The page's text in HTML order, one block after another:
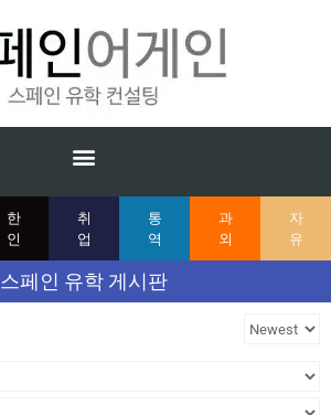
한
인
취
업
통
역
과
외
자
유
스페인 유학 게시판